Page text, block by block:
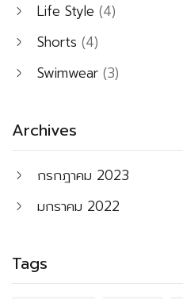
Life Style (4)
Shorts (4)
Swimwear (3)
Archives
กรกฎาคม 2023
มกราคม 2022
Tags